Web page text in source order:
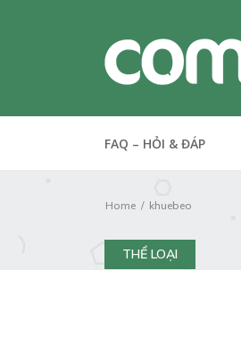
FAQ – HỎI & ĐÁP
Home khuebeo
THỂ LOẠI